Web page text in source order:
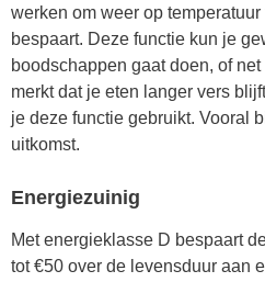
werken om weer op
bespaart. Deze functie kun je
boodschappen gaat doen, of
merkt dat je eten langer vers
je deze functie gebruikt. Vooral
uitkomst.
Energiezuinig
Met energieklasse D bespaart
tot €50 over de levensduur aan